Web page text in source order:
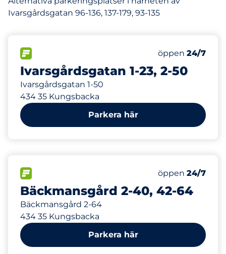
Ivarsgårdsgatan 96-136, 137-179, 93-135
Ivarsgårdsgatan 1-23, 2-50
Ivarsgårdsgatan 1-50
434 35 Kungsbacka
Antal
Totalt antal
Torsdag&nbsp
öppen 24/7
169 m
Parkera här
Bäckmansgård 2-40, 42-64
Bäckmansgård 2-64
434 35 Kungsbacka
Antal
Totalt antal
Torsdag&nbsp
öppen 24/7
246 m
Parkera här